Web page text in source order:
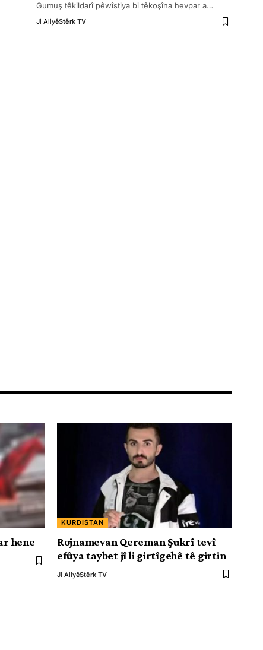
Gumuş têkildarî pêwîstiya bi têkoşîna hevpar a…
Ji AliyêStêrk TV
hene
KURDISTAN
Rojnamevan Qereman Şukrî tevî
efûya taybet jî li girtîgehê tê girtin
Ji AliyêStêrk TV